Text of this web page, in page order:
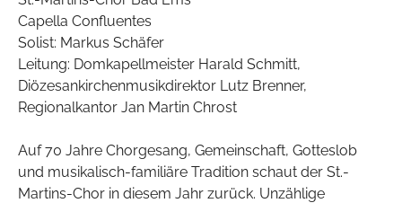
Capella Confluentes
Solist: Markus Schäfer
Leitung: Domkapellmeister Harald Schmitt,
Diözesankirchenmusikdirektor Lutz Brenner,
Regionalkantor Jan Martin Chrost
Auf 70 Jahre Chorgesang, Gemeinschaft, Gotteslob
und musikalisch-familiäre Tradition schaut der St.-
Martins-Chor in diesem Jahr zurück. Unzählige